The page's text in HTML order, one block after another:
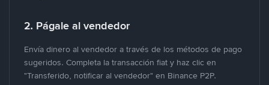
2. Págale al vendedor
Envía dinero al vendedor a través de los métodos de pago
sugeridos. Completa la transacción fiat y haz clic en
"Transferido, notificar al vendedor" en Binance P2P.